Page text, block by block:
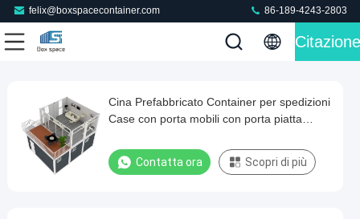
felix@boxspacecontainer.com 86-189-4243-2803
Citazione
Play
Video
Cina
Prefabbricato
Container
Cina Prefabbricato Container per spedizioni
Case con porta mobili con porta piatta
prefabbricata a prova di uragano
Contatta ora Scopri di più